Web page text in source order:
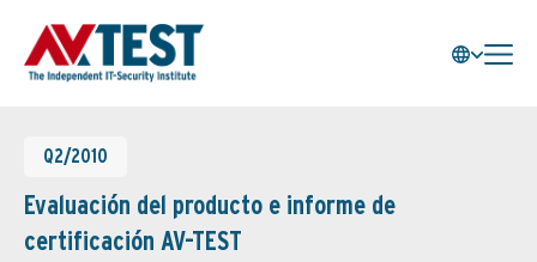
Q2/2010
Evaluación del producto e informe de
certificación AV-TEST